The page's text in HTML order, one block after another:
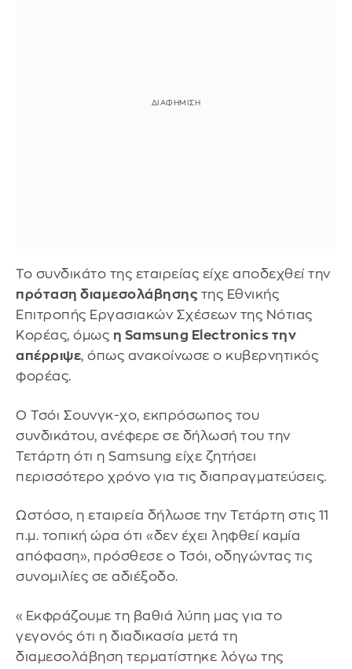
Το συνδικάτο της εταιρείας είχε αποδεχθεί την
πρόταση διαμεσολάβησης της Εθνικής
Επιτροπής Εργασιακών Σχέσεων της Νότιας
Κορέας, όμως η Samsung Electronics την
απέρριψε, όπως ανακοίνωσε ο κυβερνητικός
φορέας.
Ο Τσόι Σουνγκ-χο, εκπρόσωπος του
συνδικάτου, ανέφερε σε δήλωσή του την
Τετάρτη ότι η Samsung είχε ζητήσει
περισσότερο χρόνο για τις διαπραγματεύσεις.
Ωστόσο, η εταιρεία δήλωσε την Τετάρτη στις 11
π.μ. τοπική ώρα ότι «δεν έχει ληφθεί καμία
απόφαση», πρόσθεσε ο Τσόι, οδηγώντας τις
συνομιλίες σε αδιέξοδο.
«Εκφράζουμε τη βαθιά λύπη μας για το
γεγονός ότι η διαδικασία μετά τη
διαμεσολάβηση τερματίστηκε λόγω της